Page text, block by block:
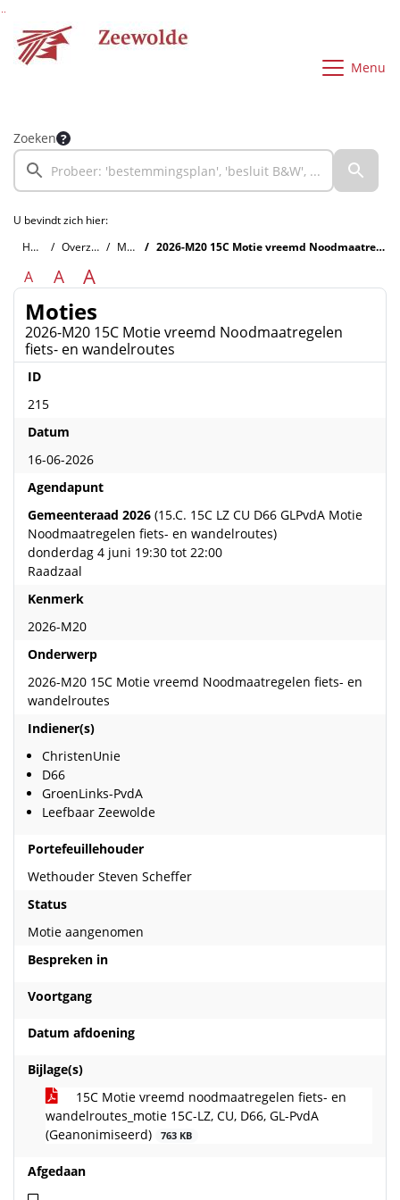
Menu
Zoeken
U bevindt zich hier:
Home
Overzichten Moties 2026-M20 15C Motie vreemd Noodmaatregelen fiets- en wandelroutes
A A A
Moties
2026-M20 15C Motie vreemd Noodmaatregelen
fiets- en wandelroutes
ID
215
Datum
16-06-2026
Agendapunt
Gemeenteraad 2026 (15.C. 15C LZ CU D66 GLPvdA Motie
Noodmaatregelen fiets- en wandelroutes)
donderdag 4 juni 19:30 tot 22:00
Raadzaal
Kenmerk
2026-M20
Onderwerp
2026-M20 15C Motie vreemd Noodmaatregelen fiets- en
wandelroutes
Indiener(s)
ChristenUnie
D66
GroenLinks-PvdA
Leefbaar Zeewolde
Portefeuillehouder
Wethouder Steven Scheffer
Status
Motie aangenomen
Bespreken in
Voortgang
Datum afdoening
Bijlage(s)
15C Motie vreemd noodmaatregelen fiets- en
wandelroutes_motie 15C-LZ, CU, D66, GL-PvdA
(Geanonimiseerd)
763 KB
Afgedaan